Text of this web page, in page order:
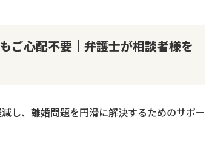
ご心配不要｜弁護士が相談者様を
し、離婚問題を円滑に解決するためのサポー